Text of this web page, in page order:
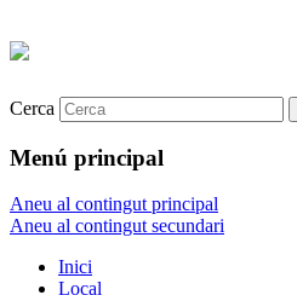
Cerca
Menú principal
Aneu al contingut principal
Aneu al contingut secundari
Inici
Local